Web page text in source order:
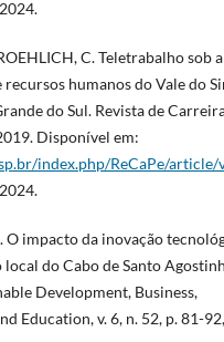
C. Teletrabalho sob
humanos do Vale do
do Sul. Revista de
Disponível em:
index.php/ReCaPe/
O impacto da inovação
do Cabo de Santo
Development, Business,
Education, v. 6, n. 52, p. 81-